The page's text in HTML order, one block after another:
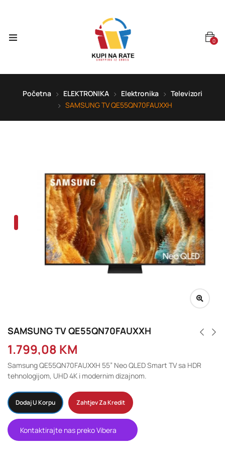
0
Početna ELEKTRONIKA Elektronika
Televizori
SAMSUNG TV QE55QN70FAUXXH
SAMSUNG TV QE55QN70FAUXXH
1.799,08 KM
Samsung QE55QN70FAUXXH 55” Neo QLED Smart TV sa HDR
tehnologijom, UHD 4K i modernim dizajnom.
Dodaj U Korpu Zahtjev Za Kredit
Kontaktirajte nas preko Vibera